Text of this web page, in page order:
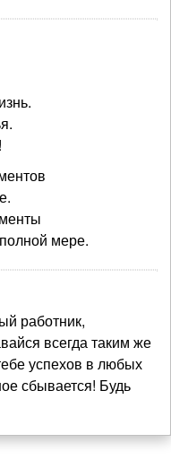
мере.
работник,
всегда таким же
успехов в любых
сбывается! Будь